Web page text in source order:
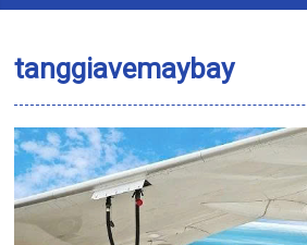
nhanh,
đồng
hành
tận
tâm
tanggiavemaybay